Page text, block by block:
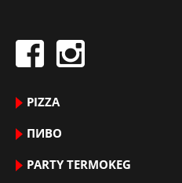
PIZZA
ПИВО
PARTY TERMOKEG